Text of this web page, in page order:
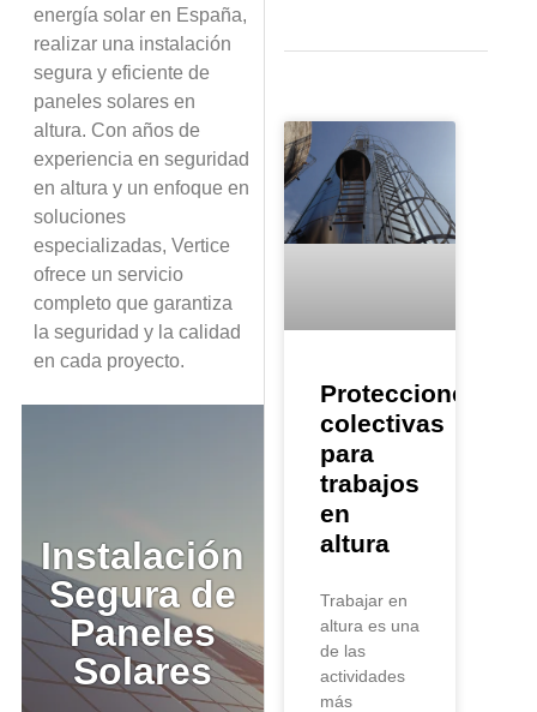
energía solar en España,
realizar una instalación
segura y eficiente de
paneles solares en
altura. Con años de
experiencia en seguridad
en altura y un enfoque en
soluciones
especializadas, Vertice
ofrece un servicio
completo que garantiza
la seguridad y la calidad
en cada proyecto.
Instalación
Segura de
Paneles
Solares
Protecciones
colectivas
para
trabajos
en
altura
Trabajar en
altura es una
de las
actividades
más